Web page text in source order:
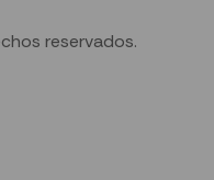
reservados.